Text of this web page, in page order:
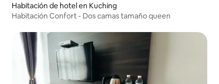
Habitación de hotel en Kuching
Habitación Confort - Dos camas tamaño queen